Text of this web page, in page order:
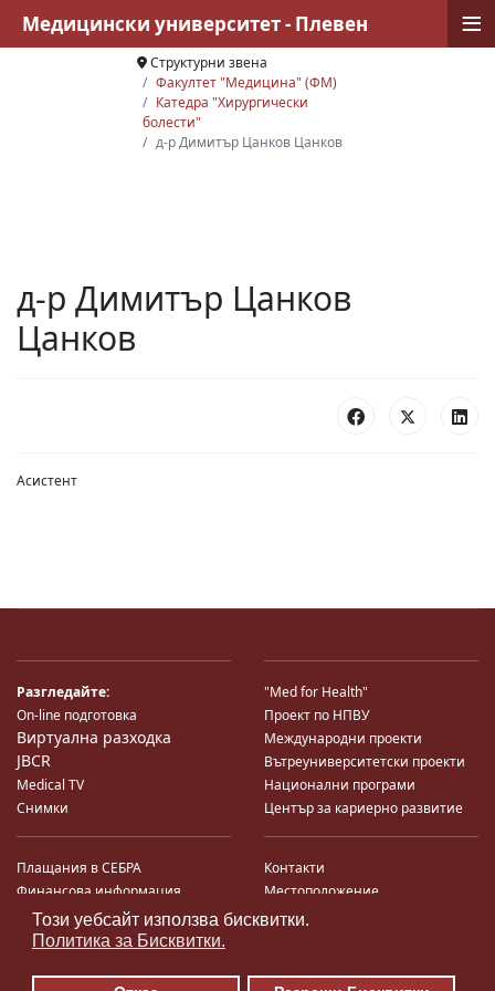
Този уебсайт използва бисквитки.
Политика за Бисквитки.
Структурни звена
Факултет "Медицина" (ФМ)
Катедра "Хирургически
болести"
д-р Димитър Цанков Цанков
д-р Димитър Цанков
Цанков
Асистент
Разгледайте:
On-line подготовка
Виртуална разходка
JBCR
Medical TV
Снимки
"Med for Health"
Проект по НПВУ
Международни проекти
Вътреуниверситетски проекти
Национални програми
Център за кариерно развитие
Плащания в СЕБРА
Финансова информация
Система за финансово упр-е и
контрол
Търгове по ЗДС
Контакти
Местоположение
Карта на сайта
Медицински университет - Плевен ≡